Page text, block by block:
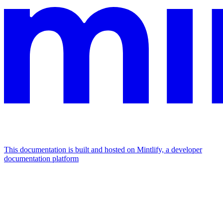
This documentation is built and hosted on Mintlify, a developer
documentation platform